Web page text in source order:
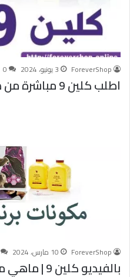
ForeverShop 3 يونيو، 2024 0
اطلب كلين 9 مباشرة من هذا النموذج
ForeverShop 10 مارس، 2024